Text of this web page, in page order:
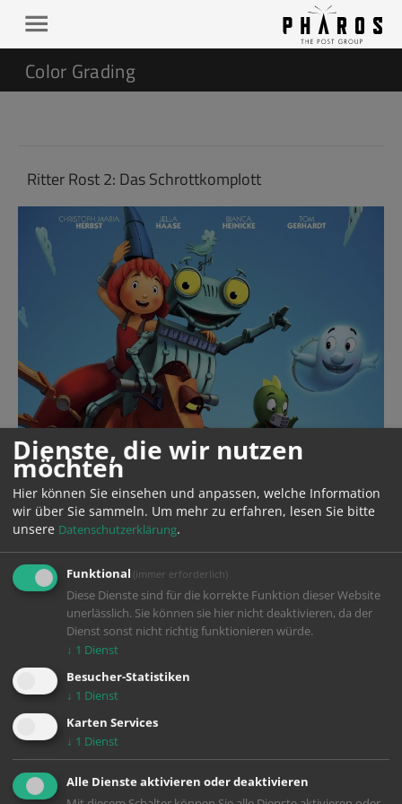
Color Grading
Ritter Rost 2: Das Schrottkomplott
Year 2016
Production
Caligari Film- und Fernsehproduktion
Dienste, die wir nutzen
möchten
Hier können Sie einsehen und anpassen, welche Information
wir über Sie sammeln. Um mehr zu erfahren, lesen Sie bitte
unsere Datenschutzerklärung.
Funktional (immer erforderlich)
Diese Dienste sind für die korrekte Funktion dieser Website
unerlässlich. Sie können sie hier nicht deaktivieren, da der
Dienst sonst nicht richtig funktionieren würde.
↓ 1 Dienst
Besucher-Statistiken
↓ 1 Dienst
Karten Services
↓ 1 Dienst
Alle Dienste aktivieren oder deaktivieren